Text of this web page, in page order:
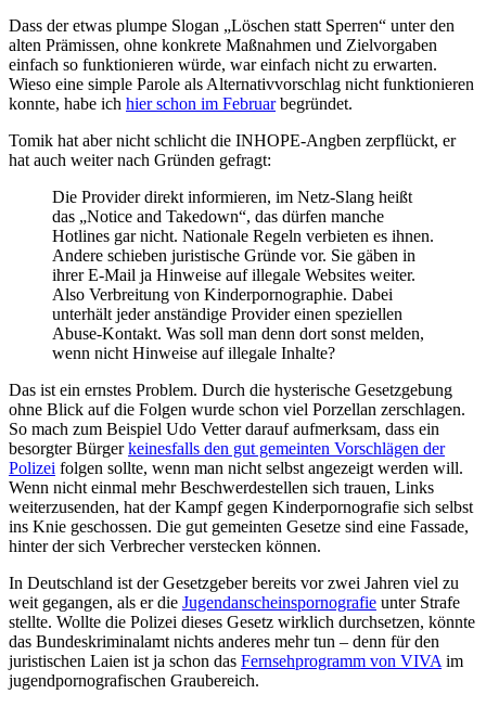
Dass der etwas plumpe Slogan „Löschen statt Sperren“ unter den
alten Prämissen, ohne konkrete Maßnahmen und Zielvorgaben
einfach so funktionieren würde, war einfach nicht zu erwarten.
Wieso eine simple Parole als Alternativvorschlag nicht funktionieren
konnte, habe ich hier schon im Februarbegründet.
Tomik hat aber nicht schlicht die INHOPE-Angben zerpflückt, er
hat auch weiter nach Gründen gefragt:
Die Provider direkt informieren, im Netz-Slang heißt
das „Notice and Takedown“, das dürfen manche
Hotlines gar nicht. Nationale Regeln verbieten es ihnen.
Andere schieben juristische Gründe vor. Sie gäben in
ihrer E-Mail ja Hinweise auf illegale Websites weiter.
Also Verbreitung von Kinderpornographie. Dabei
unterhält jeder anständige Provider einen speziellen
Abuse-Kontakt. Was soll man denn dort sonst melden,
wenn nicht Hinweise auf illegale Inhalte?
Das ist ein ernstes Problem. Durch die hysterische Gesetzgebung
ohne Blick auf die Folgen wurde schon viel Porzellan zerschlagen.
So mach zum Beispiel Udo Vetter darauf aufmerksam, dass ein
besorgter Bürgerkeinesfalls den gut gemeinten Vorschlägen der
Polizei folgen sollte, wenn man nicht selbst angezeigt werden will.
Wenn nicht einmal mehr Beschwerdestellen sich trauen, Links
weiterzusenden, hat der Kampf gegen Kinderpornografie sich selbst
ins Knie geschossen. Die gut gemeinten Gesetze sind eine Fassade,
hinter der sich Verbrecher verstecken können.
In Deutschland ist der Gesetzgeber bereits vor zwei Jahren viel zu
weit gegangen, als er die Jugendanscheinspornografie unter Strafe
stellte. Wollte die Polizei dieses Gesetz wirklich durchsetzen, könnte
das Bundeskriminalamt nichts anderes mehr tun – denn für den
juristischen Laien ist ja schon das Fernsehprogramm von VIVA im
jugendpornografischen Graubereich.